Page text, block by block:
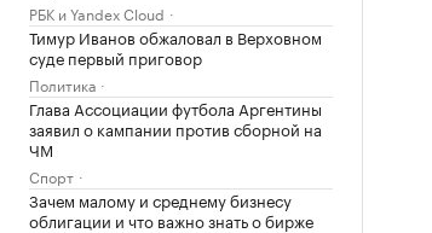
РБК и Yandex Cloud
Тимур Иванов обжаловал в Верховном
суде первый приговор
Политика
Глава Ассоциации футбола Аргентины
заявил о кампании против сборной на
ЧМ
Спорт
Зачем малому и среднему бизнесу
облигации и что важно знать о бирже